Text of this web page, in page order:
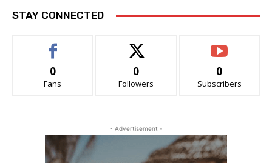
STAY CONNECTED
0
Fans
0
Followers
0
Subscribers
- Advertisement -